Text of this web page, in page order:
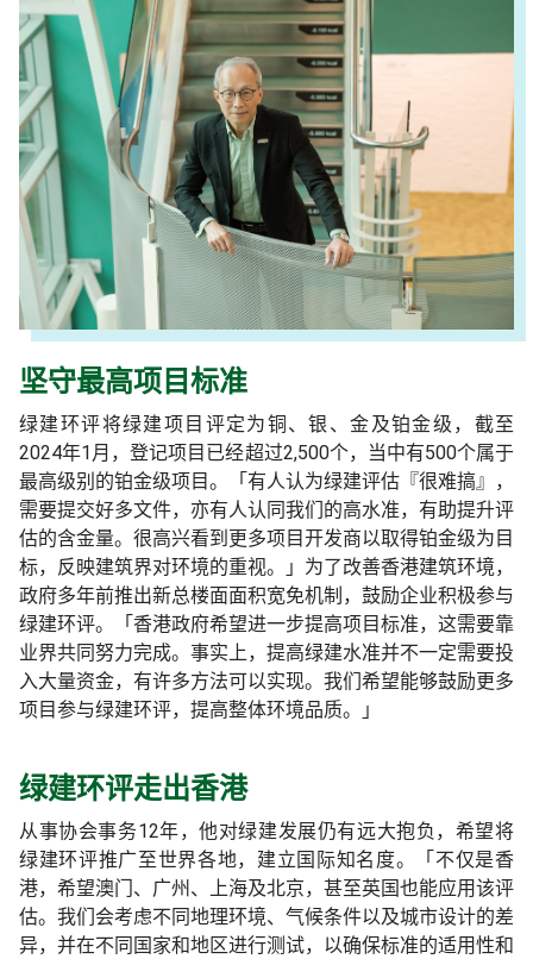
坚守最高项目标准
绿建环评将绿建项目评定为铜、银、金及铂金级，截至
2024年1月，登记项目已经超过2,500个，当中有500个属于
最高级别的铂金级项目。「有人认为绿建评估『很难搞』，
需要提交好多文件，亦有人认同我们的高水准，有助提升评
估的含金量。很高兴看到更多项目开发商以取得铂金级为目
标，反映建筑界对环境的重视。」为了改善香港建筑环境，
政府多年前推出新总楼面面积宽免机制，鼓励企业积极参与
绿建环评。「香港政府希望进一步提高项目标准，这需要靠
业界共同努力完成。事实上，提高绿建水准并不一定需要投
入大量资金，有许多方法可以实现。我们希望能够鼓励更多
项目参与绿建环评，提高整体环境品质。」
绿建环评走出香港
从事协会事务12年，他对绿建发展仍有远大抱负，希望将
绿建环评推广至世界各地，建立国际知名度。「不仅是香
港，希望澳门、广州、上海及北京，甚至英国也能应用该评
估。我们会考虑不同地理环境、气候条件以及城市设计的差
异，并在不同国家和地区进行测试，以确保标准的适用性和